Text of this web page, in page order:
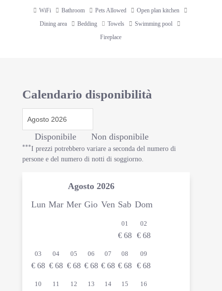
WiFi Bathroom Pets Allowed
Open plan kitchen
Dining area
Bedding Towels
Swimming pool
Fireplace
Calendario disponibilità
Disponibile Non disponibile
***I prezzi potrebbero variare a seconda del numero di
persone e del numero di notti di soggiorno.
Agosto 2026
Lun Mar Mer Gio Ven Sab Dom
01
€ 68
02
€ 68
03
€ 68
04
€ 68
05
€ 68
06
€ 68
07
€ 68
08
€ 68
09
€ 68
10 11 12 13 14 15 16